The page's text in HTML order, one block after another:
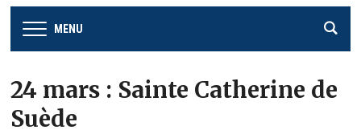
MENU
24 mars : Sainte Catherine de
Suède